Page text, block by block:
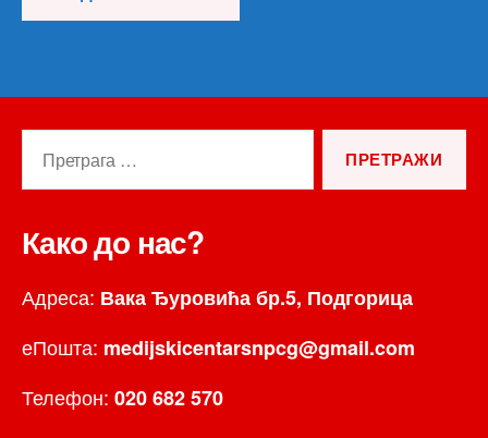
Како до нас?
Адреса: Вака Ђуровића бр.5, Подгорица
еПошта: medijskicentarsnpcg@gmail.com
Телефон: 020 682 570